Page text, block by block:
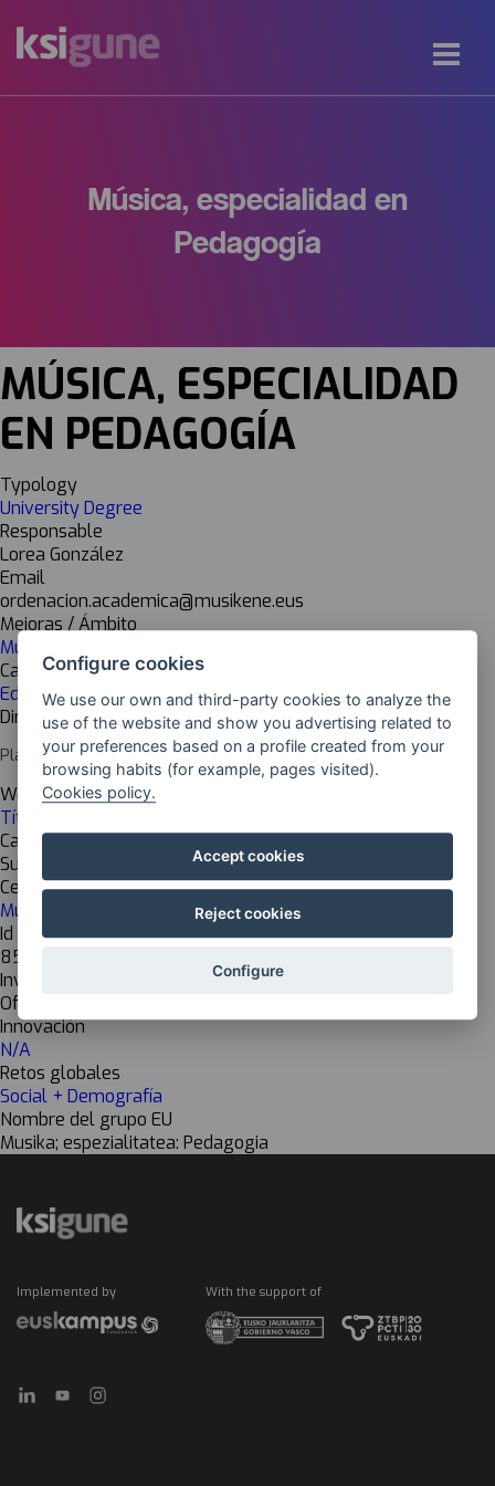
Música, especialidad en
Pedagogía
MÚSICA, ESPECIALIDAD
EN PEDAGOGÍA
Typology
University Degree
Responsable
Lorea González
Email
ordenacion.academica@musikene.eus
Mejoras / Ámbito
Music
Cadena de valor
Educational
Dirección del centro
Plaza Europa 2, 20018 Donostia-San Sebastián, Gipuzkoa
Web del centro
Título Superior de Música, especialidad en Pedagogía
Cargo del responsable
Subdirectora de Ordenación Académica
Centro de investigación
Musikene
Id Inkesta
853
Investigación
Off
Innovación
N/A
Retos globales
Social + Demografía
Nombre del grupo EU
Musika; espezialitatea: Pedagogia
Implemented by With the support of
Configure cookies
We use our own and third-party cookies to analyze the
use of the website and show you advertising related to
your preferences based on a profile created from your
browsing habits (for example, pages visited).
Cookies policy.
Accept cookies
Reject cookies
Configure